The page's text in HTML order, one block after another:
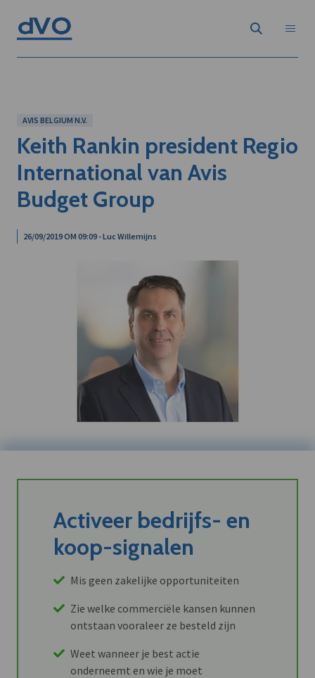
AVIS BELGIUM N.V.
Keith Rankin president Regio
International van Avis
Budget Group
26/09/2019 OM 09:09 - Luc Willemijns
Activeer bedrijfs- en
koop-signalen
Mis geen zakelijke opportuniteiten
Zie welke commerciële kansen kunnen
ontstaan vooraleer ze besteld zijn
Weet wanneer je best actie
onderneemt en wie je moet